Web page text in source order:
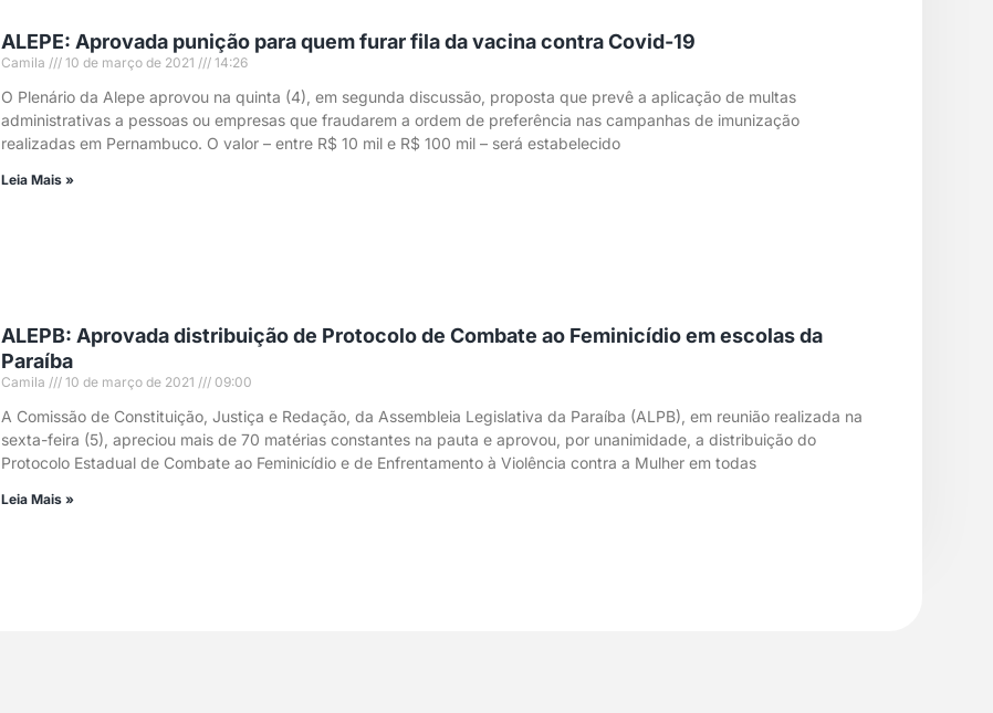
ALEPE: Aprovada punição para quem furar fila da vacina contra Covid-19
Camila 10 de março de 2021 14:26
O Plenário da Alepe aprovou na quinta (4), em segunda discussão, proposta que prevê a aplicação de multas
administrativas a pessoas ou empresas que fraudarem a ordem de preferência nas campanhas de imunização
realizadas em Pernambuco. O valor – entre R$ 10 mil e R$ 100 mil – será estabelecido
Leia Mais »
ALEPB: Aprovada distribuição de Protocolo de Combate ao Feminicídio em escolas da
Paraíba
Camila 10 de março de 2021 09:00
A Comissão de Constituição, Justiça e Redação, da Assembleia Legislativa da Paraíba (ALPB), em reunião realizada na
sexta-feira (5), apreciou mais de 70 matérias constantes na pauta e aprovou, por unanimidade, a distribuição do
Protocolo Estadual de Combate ao Feminicídio e de Enfrentamento à Violência contra a Mulher em todas
Leia Mais »